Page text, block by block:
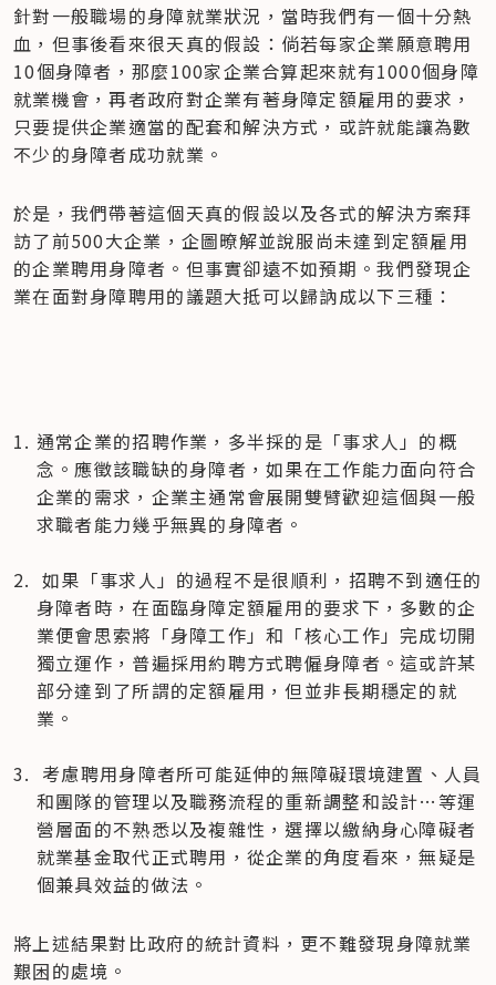
針對一般職場的身障就業狀況，當時我們有一個十分熱
血，但事後看來很天真的假設：倘若每家企業願意聘用
10個身障者，那麼100家企業合算起來就有1000個身障
就業機會，再者政府對企業有著身障定額雇用的要求，
只要提供企業適當的配套和解決方式，或許就能讓為數
不少的身障者成功就業。
於是，我們帶著這個天真的假設以及各式的解決方案拜
訪了前500大企業，企圖暸解並說服尚未達到定額雇用
的企業聘用身障者。但事實卻遠不如預期。我們發現企
業在面對身障聘用的議題大抵可以歸訥成以下三種：
通常企業的招聘作業，多半採的是「事求人」的概
念。應徵該職缺的身障者，如果在工作能力面向符合
企業的需求，企業主通常會展開雙臂歡迎這個與一般
求職者能力幾乎無異的身障者。
如果「事求人」的過程不是很順利，招聘不到適任的
身障者時，在面臨身障定額雇用的要求下，多數的企
業便會思索將「身障工作」和「核心工作」完成切開
獨立運作，普遍採用約聘方式聘僱身障者。這或許某
部分達到了所謂的定額雇用，但並非長期穩定的就
業。
考慮聘用身障者所可能延伸的無障礙環境建置、人員
和團隊的管理以及職務流程的重新調整和設計…等運
營層面的不熟悉以及複雜性，選擇以繳納身心障礙者
就業基金取代正式聘用，從企業的角度看來，無疑是
個兼具效益的做法。
將上述結果對比政府的統計資料，更不難發現身障就業
艱困的處境。